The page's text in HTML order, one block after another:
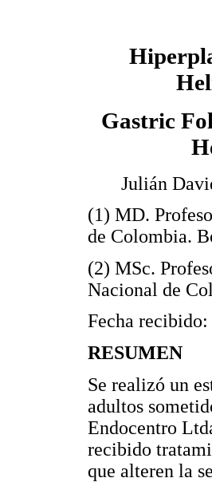
Gastric
Julián
(1) MD.
de Colombia.
(2) MSc.
Nacional de
Fecha
RESUMEN
Se realizó un
adultos
Endocentro
recibido
que alteren la